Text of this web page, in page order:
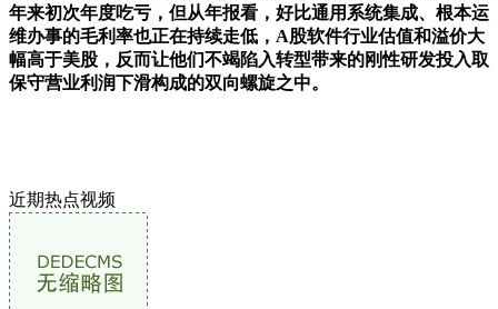
年来初次年度吃亏，但从年报看，好比通用系统集成、根本运
维办事的毛利率也正在持续走低，A股软件行业估值和溢价大
幅高于美股，反而让他们不竭陷入转型带来的刚性研发投入取
保守营业利润下滑构成的双向螺旋之中。
近期热点视频